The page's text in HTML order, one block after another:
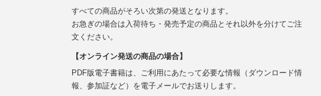
すべての商品がそろい次第の発送となります。
お急ぎの場合は入荷待ち・発売予定の商品とそれ以外を分けてご注
文ください。
【オンライン発送の商品の場合】
PDF版電子書籍は、ご利用にあたって必要な情報（ダウンロード情
報、参加証など）を電子メールでお送りします。